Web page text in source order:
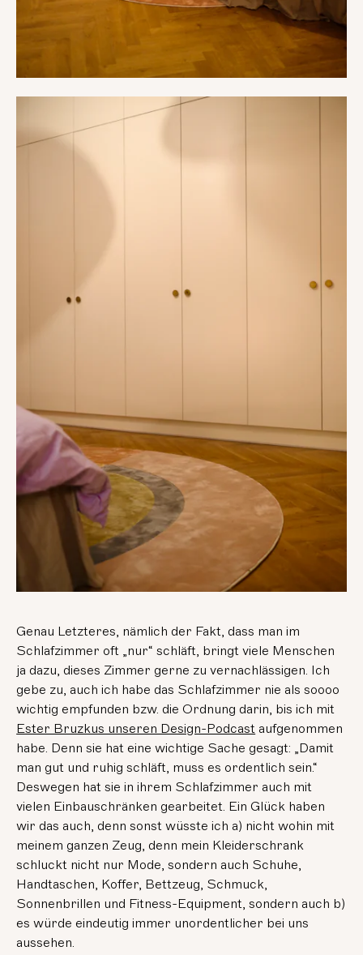
Genau Letzteres, nämlich der Fakt, dass man im
Schlafzimmer oft „nur“ schläft, bringt viele Menschen
ja dazu, dieses Zimmer gerne zu vernachlässigen. Ich
gebe zu, auch ich habe das Schlafzimmer nie als soooo
wichtig empfunden bzw. die Ordnung darin, bis ich mit
Ester Bruzkus unseren Design-Podcast aufgenommen
habe. Denn sie hat eine wichtige Sache gesagt: „Damit
man gut und ruhig schläft, muss es ordentlich sein.“
Deswegen hat sie in ihrem Schlafzimmer auch mit
vielen Einbauschränken gearbeitet. Ein Glück haben
wir das auch, denn sonst wüsste ich a) nicht wohin mit
meinem ganzen Zeug, denn mein Kleiderschrank
schluckt nicht nur Mode, sondern auch Schuhe,
Handtaschen, Koffer, Bettzeug, Schmuck,
Sonnenbrillen und Fitness-Equipment, sondern auch b)
es würde eindeutig immer unordentlicher bei uns
aussehen.